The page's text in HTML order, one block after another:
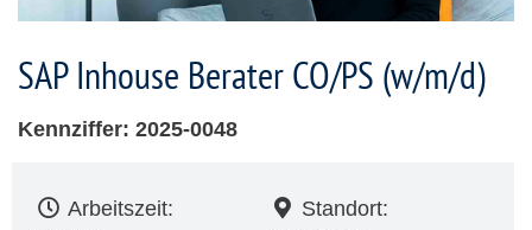
SAP Inhouse Berater CO/PS (w/m/d)
Kennziffer: 2025-0048
Arbeitszeit:
Standort: